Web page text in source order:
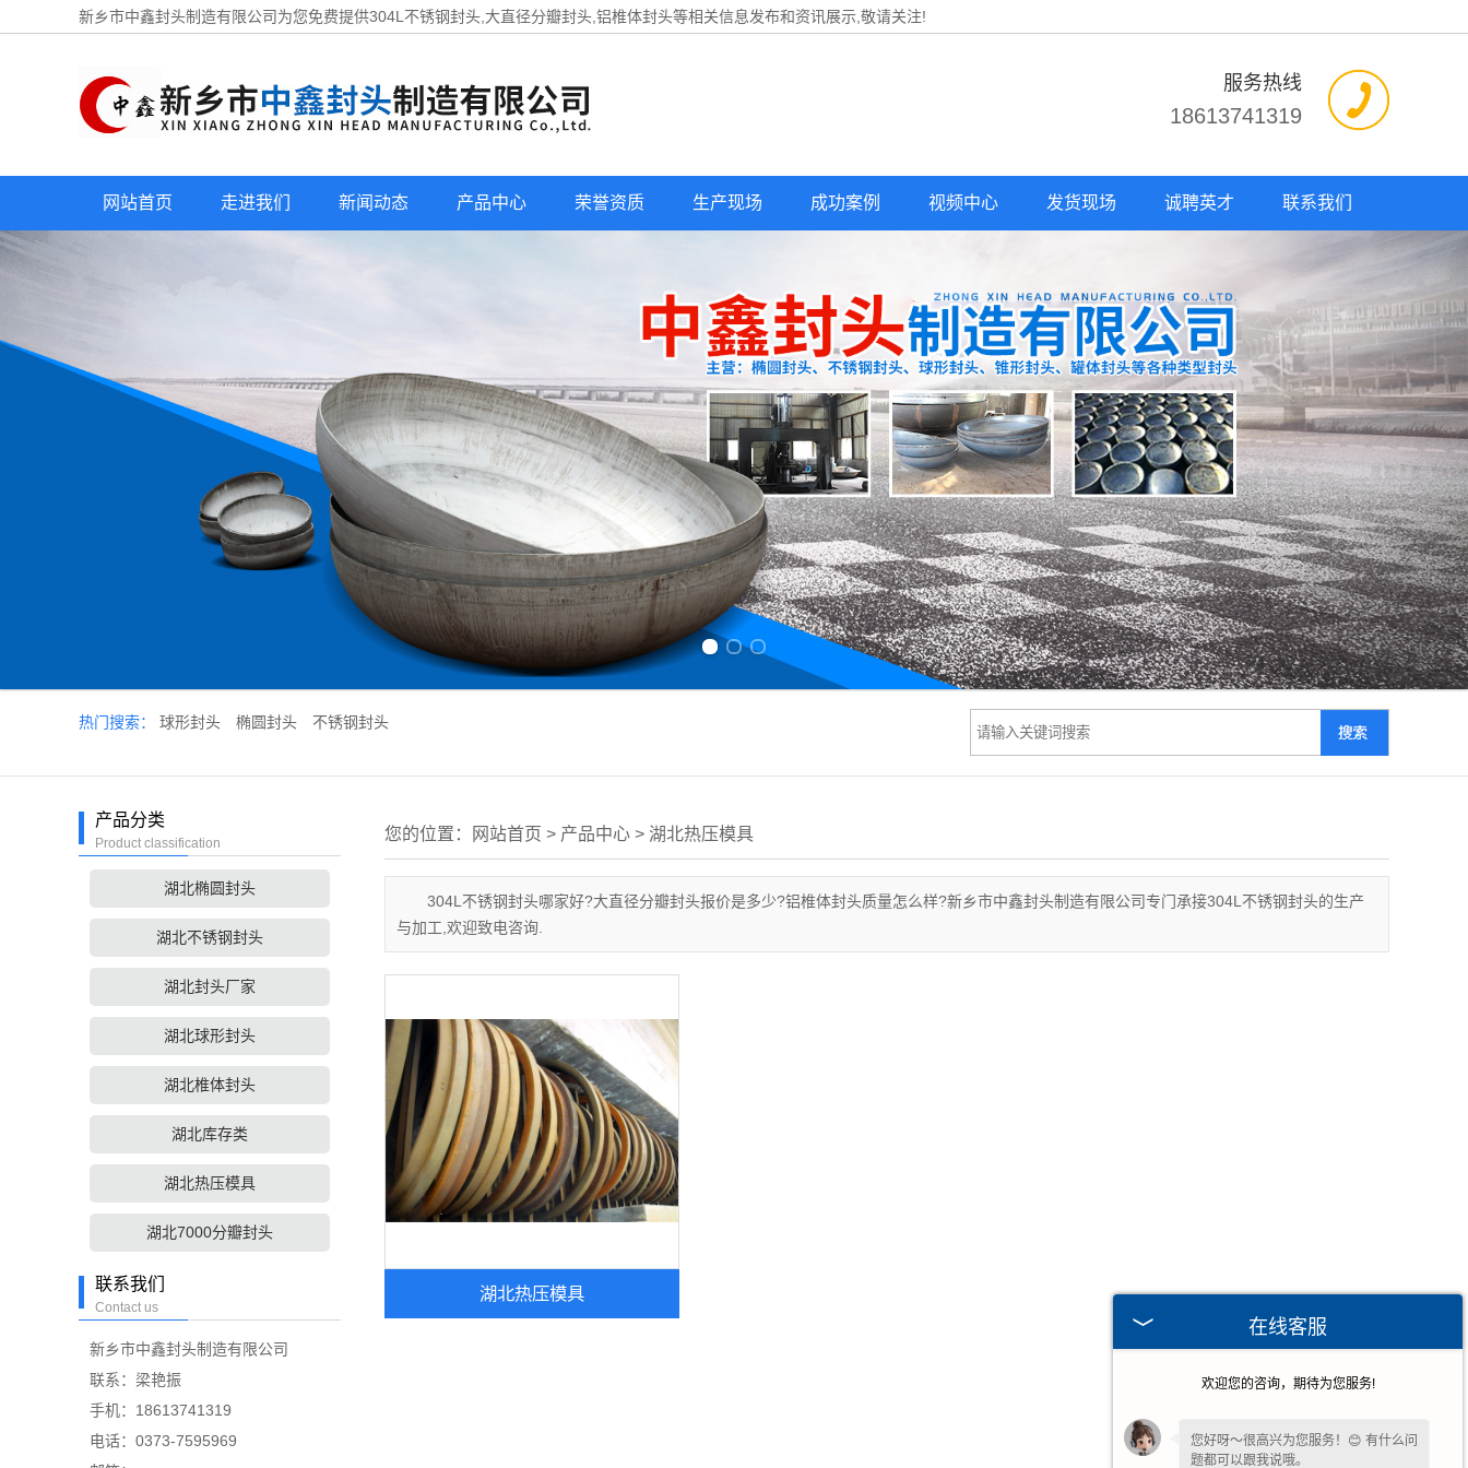
新乡市中鑫封头制造有限公司为您免费提供304L不锈钢封头 ,大直径分瓣封头,铝椎体封头等相关信息发布和资讯展示,敬请关注!
服务热线
18613741319
网站首页 走进我们 新闻动态 产品中心 荣誉资质 生产现场 成功案例 视频中心 发货现场 诚聘英才 联系我们
热门搜索： 球形封头 椭圆封头 不锈钢封头
产品分类
Product classification
湖北椭圆封头
湖北不锈钢封头
湖北封头厂家
湖北球形封头
湖北椎体封头
湖北库存类
湖北热压模具
湖北7000分瓣封头
联系我们
Contact us
新乡市中鑫封头制造有限公司
联系：梁艳振
手机：18613741319
电话：0373-7595969
您的位置： 网站首页 > 产品中心 > 湖北热压模具
304L不锈钢封头哪家好?大直径分瓣封头报价是多少?铝椎体封头质量怎么样?新乡市中鑫封头制造有限公司专门承接304L不锈钢封头的生产
与加工,欢迎致电咨询.
湖北热压模具
在线客服
欢迎您的咨询，期待为您服务!
您好呀～很高兴为您服务！😊 有什么问
题都可以跟我说哦。